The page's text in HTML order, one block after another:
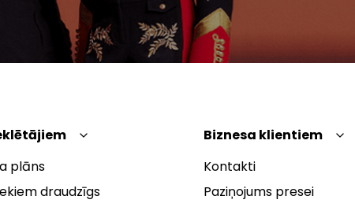
plāns
draudzīgs
Biznesa klientiem
Kontakti
Paziņojums presei